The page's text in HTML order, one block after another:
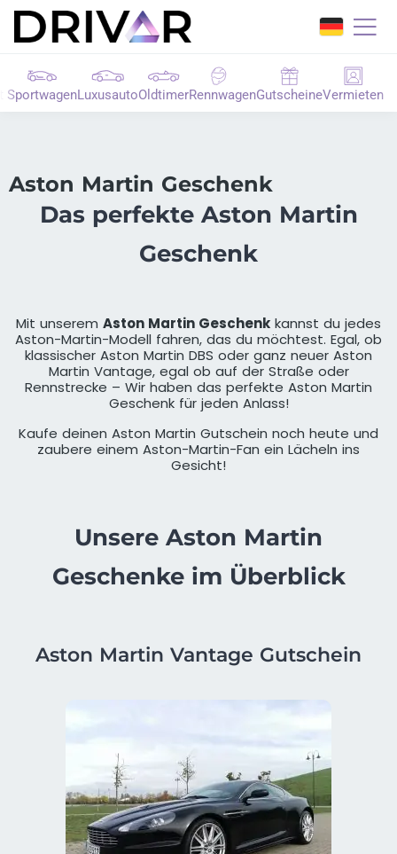
SportwagenLuxusautoOldtimerRennwagenGutscheineVermieten
Aston Martin Geschenk
Das perfekte Aston Martin
Geschenk
Mit unserem Aston Martin Geschenk kannst du jedes
Aston-Martin-Modell fahren, das du möchtest. Egal, ob
klassischer Aston Martin DBS oder ganz neuer Aston
Martin Vantage, egal ob auf der Straße oder
Rennstrecke – Wir haben das perfekte Aston Martin
Geschenk für jeden Anlass!
Kaufe deinen Aston Martin Gutschein noch heute und
zaubere einem Aston-Martin-Fan ein Lächeln ins
Gesicht!
Unsere Aston Martin
Geschenke im Überblick
Aston Martin Vantage Gutschein